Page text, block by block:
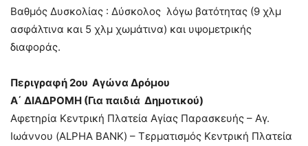
Βαθμός Δυσκολίας : Δύσκολος λόγω βατότητας (9 χλμ
ασφάλτινα και 5 χλμ χωμάτινα) και υψομετρικής
διαφοράς.
Περιγραφή 2ου Αγώνα Δρόμου
Α΄ ΔΙΑΔΡΟΜΗ (Για παιδιά Δημοτικού)
Αφετηρία Κεντρική Πλατεία Αγίας Παρασκευής – Αγ.
Ιωάννου (ALPHA BANK) – Τερματισμός Κεντρική Πλατεία